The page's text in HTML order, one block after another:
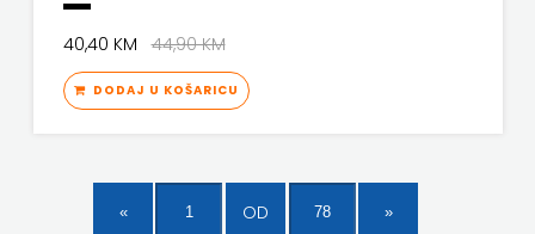
40,40 KM44,90 KM
DODAJ U KOŠARICU
OD